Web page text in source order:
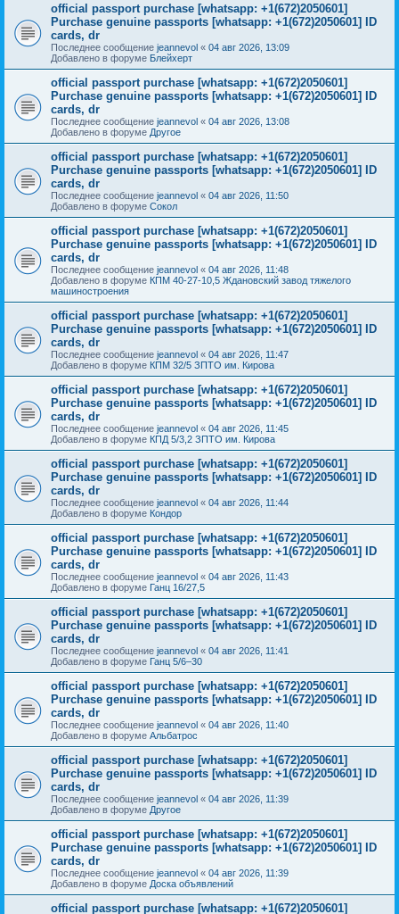
official passport purchase [whatsapp: +1(672)2050601]
Purchase genuine passports [whatsapp: +1(672)2050601] ID
cards, dr
Последнее сообщение jeannevol « 04 авг 2026, 13:09
Добавлено в форуме Блейхерт
official passport purchase [whatsapp: +1(672)2050601]
Purchase genuine passports [whatsapp: +1(672)2050601] ID
cards, dr
Последнее сообщение jeannevol « 04 авг 2026, 13:08
Добавлено в форуме Другое
official passport purchase [whatsapp: +1(672)2050601]
Purchase genuine passports [whatsapp: +1(672)2050601] ID
cards, dr
Последнее сообщение jeannevol « 04 авг 2026, 11:50
Добавлено в форуме Сокол
official passport purchase [whatsapp: +1(672)2050601]
Purchase genuine passports [whatsapp: +1(672)2050601] ID
cards, dr
Последнее сообщение jeannevol « 04 авг 2026, 11:48
Добавлено в форуме КПМ 40-27-10,5 Ждановский завод тяжелого
машиностроения
official passport purchase [whatsapp: +1(672)2050601]
Purchase genuine passports [whatsapp: +1(672)2050601] ID
cards, dr
Последнее сообщение jeannevol « 04 авг 2026, 11:47
Добавлено в форуме КПМ 32/5 ЗПТО им. Кирова
official passport purchase [whatsapp: +1(672)2050601]
Purchase genuine passports [whatsapp: +1(672)2050601] ID
cards, dr
Последнее сообщение jeannevol « 04 авг 2026, 11:45
Добавлено в форуме КПД 5/3,2 ЗПТО им. Кирова
official passport purchase [whatsapp: +1(672)2050601]
Purchase genuine passports [whatsapp: +1(672)2050601] ID
cards, dr
Последнее сообщение jeannevol « 04 авг 2026, 11:44
Добавлено в форуме Кондор
official passport purchase [whatsapp: +1(672)2050601]
Purchase genuine passports [whatsapp: +1(672)2050601] ID
cards, dr
Последнее сообщение jeannevol « 04 авг 2026, 11:43
Добавлено в форуме Ганц 16/27,5
official passport purchase [whatsapp: +1(672)2050601]
Purchase genuine passports [whatsapp: +1(672)2050601] ID
cards, dr
Последнее сообщение jeannevol « 04 авг 2026, 11:41
Добавлено в форуме Ганц 5/6–30
official passport purchase [whatsapp: +1(672)2050601]
Purchase genuine passports [whatsapp: +1(672)2050601] ID
cards, dr
Последнее сообщение jeannevol « 04 авг 2026, 11:40
Добавлено в форуме Альбатрос
official passport purchase [whatsapp: +1(672)2050601]
Purchase genuine passports [whatsapp: +1(672)2050601] ID
cards, dr
Последнее сообщение jeannevol « 04 авг 2026, 11:39
Добавлено в форуме Другое
official passport purchase [whatsapp: +1(672)2050601]
Purchase genuine passports [whatsapp: +1(672)2050601] ID
cards, dr
Последнее сообщение jeannevol « 04 авг 2026, 11:39
Добавлено в форуме Доска объявлений
official passport purchase [whatsapp: +1(672)2050601]